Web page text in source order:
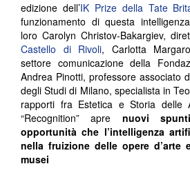
edizione dell’IK Prize della Tate
funzionamento di questa
loro Carolyn Christov-Bakargiev,
Castello di Rivoli, Carlotta
settore comunicazione della
Andrea Pinotti, professore associato
degli Studi di Milano, specialista in
rapporti fra Estetica e Storia delle
“Recognition” apre nuovi
opportunità che l’intelligenza
nella fruizione delle opere d’arte
musei